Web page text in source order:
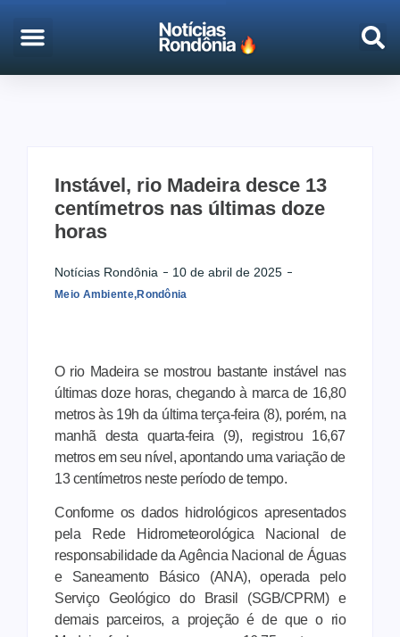
Instável, rio Madeira desce 13
centímetros nas últimas doze
horas
Notícias Rondônia 10 de abril de 2025
Meio Ambiente,Rondônia
O rio Madeira se mostrou bastante instável nas
últimas doze horas, chegando à marca de 16,80
metros às 19h da última terça-feira (8), porém, na
manhã desta quarta-feira (9), registrou 16,67
metros em seu nível, apontando uma variação de
13 centímetros neste período de tempo.
Conforme os dados hidrológicos apresentados
pela Rede Hidrometeorológica Nacional de
responsabilidade da Agência Nacional de Águas
e Saneamento Básico (ANA), operada pelo
Serviço Geológico do Brasil (SGB/CPRM) e
demais parceiros, a projeção é de que o rio